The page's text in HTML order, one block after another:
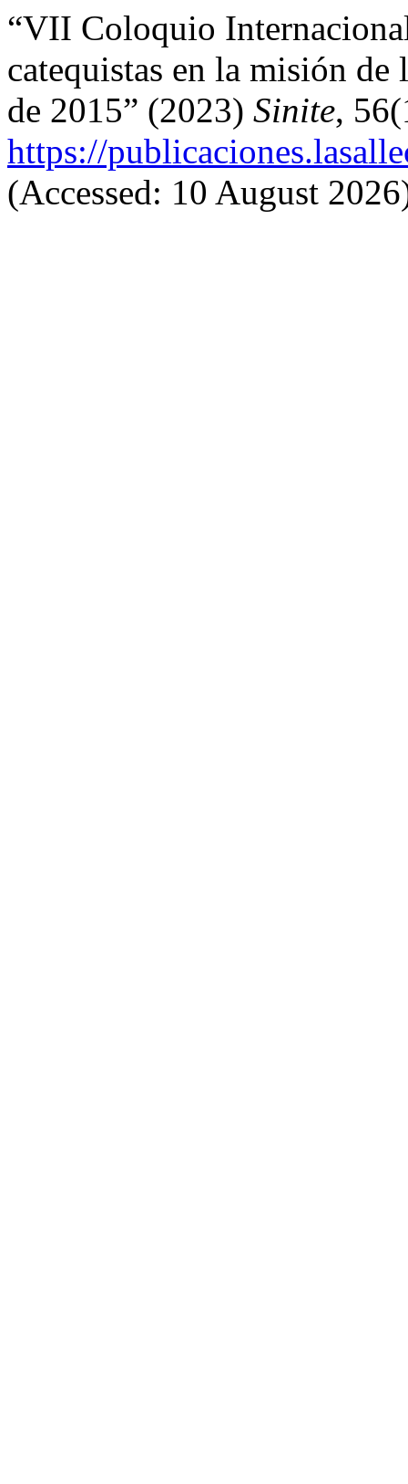
“VII Coloquio
catequistas en la misión
de 2015” (2023) Sinite,
https://
(Accessed: 10 August